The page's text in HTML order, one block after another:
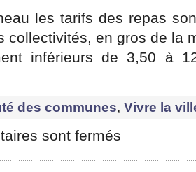
les tarifs des repas
collectivités, en gros de la
inférieurs de 3,50 à
des communes, Vivre la
sont fermés